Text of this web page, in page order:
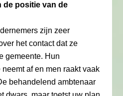
de positie van de
zijn zeer
het contact dat ze
gemeente. Hun
af en men raakt vaak
behandelend ambtenaar